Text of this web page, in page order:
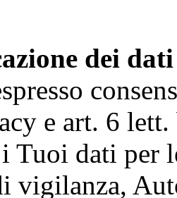
dei dati
e art. 6
Tuoi dati per
vigilanza,